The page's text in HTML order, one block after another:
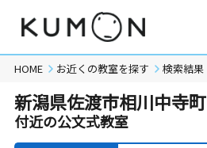
HOME お近くの教室を探す 検索結果
新潟県佐渡市相川中寺町
付近の公文式教室